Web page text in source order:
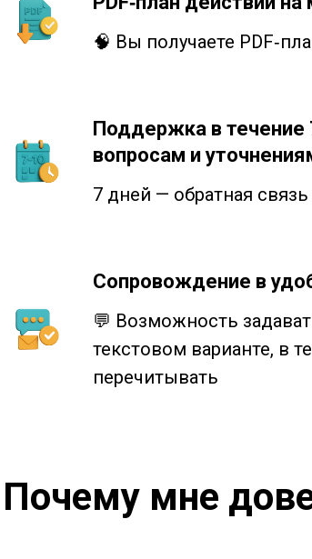
🧠 Вы получаете
Поддержка в течение
вопросам и
7 дней — обратная
Сопровождение в
💬 Возможность
текстовом варианте, в
перечитывать
Почему мне